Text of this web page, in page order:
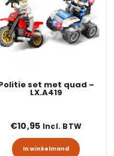
set met quad –
LX.A419
€10,95 Incl. BTW
In winkelmand